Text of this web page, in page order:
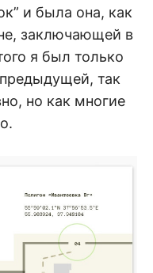
и была она, как
заключающей в
я был только
так
но как многие